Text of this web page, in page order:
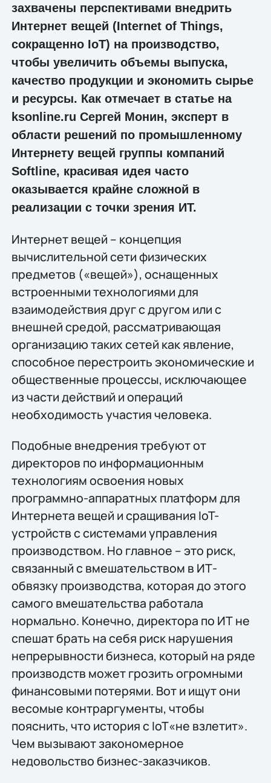
захвачены перспективами внедрить
Интернет вещей (Internet of Things,
сокращенно IoT) на производство,
чтобы увеличить объемы выпуска,
качество продукции и экономить сырье
и ресурсы. Как отмечает в статье на
ksonline.ru Сергей Монин, эксперт в
области решений по промышленному
Интернету вещей группы компаний
Softline, красивая идея часто
оказывается крайне сложной в
реализации с точки зрения ИТ.
Интернет вещей – концепция
вычислительной сети физических
предметов («вещей»), оснащенных
встроенными технологиями для
взаимодействия друг с другом или с
внешней средой, рассматривающая
организацию таких сетей как явление,
способное перестроить экономические и
общественные процессы, исключающее
из части действий и операций
необходимость участия человека.
Подобные внедрения требуют от
директоров по информационным
технологиям освоения новых
программно-аппаратных платформ для
Интернета вещей и сращивания IoT-
устройств с системами управления
производством. Но главное – это риск,
связанный с вмешательством в ИТ-
обвязку производства, которая до этого
самого вмешательства работала
нормально. Конечно, директора по ИТ не
спешат брать на себя риск нарушения
непрерывности бизнеса, который на ряде
производств может грозить огромными
финансовыми потерями. Вот и ищут они
весомые контраргументы, чтобы
пояснить, что история с IoT«не взлетит».
Чем вызывают закономерное
недовольство бизнес-заказчиков.